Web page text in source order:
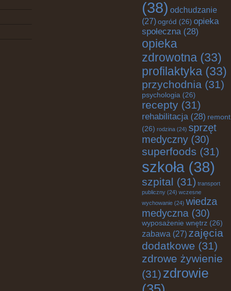
(38) odchudzanie
(27) ogród (26) opieka
społeczna(28)
opieka
zdrowotna (33)
profilaktyka (33)
przychodnia (31)
psychologia (26)
recepty (31)
rehabilitacja(28) remont
(26) rodzina (24) sprzęt
medyczny (30)
superfoods (31)
szkoła (38)
szpital (31) transport
publiczny (24) wczesne
wychowanie (24) wiedza
medyczna (30)
wyposażenie wnętrz (26)
zabawa (27)zajęcia
dodatkowe (31)
zdrowe żywienie
(31) zdrowie